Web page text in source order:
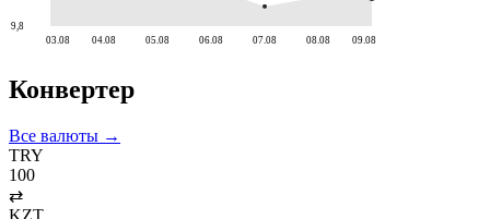
9,8
03.08 04.08 05.08 06.08 07.08 08.08 09.08
Конвертер
Все валюты →
TRY
100
⇄